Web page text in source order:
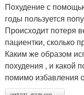
Похудение с
годы пользуется
Происходит потеря
пациентки, сколько
Каким же образом
похудения , и какой
помимо избавления